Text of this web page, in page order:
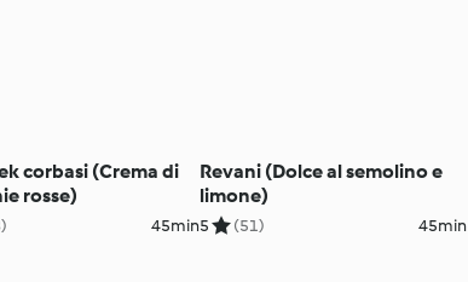
corbasi (Crema di
rosse)
45min
Revani (Dolce al semolino e
limone)
5 (51) 45min